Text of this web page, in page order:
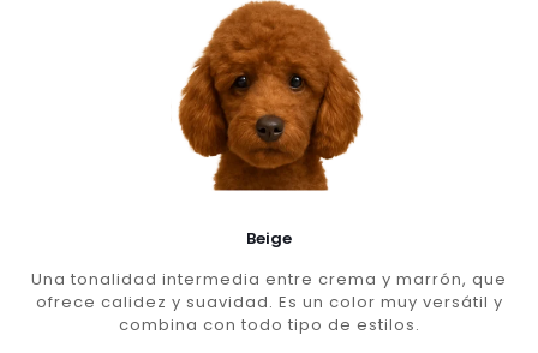
Beige
Una tonalidad intermedia entre crema y marrón, que
ofrece calidez y suavidad. Es un color muy versátil y
combina con todo tipo de estilos.